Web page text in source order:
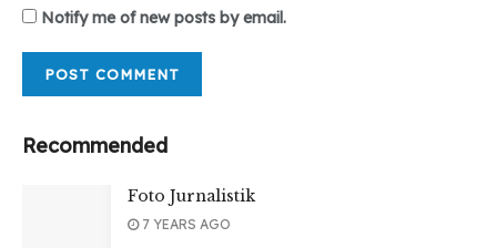
Notify me of new posts by email.
Recommended
Foto Jurnalistik
7 YEARS AGO